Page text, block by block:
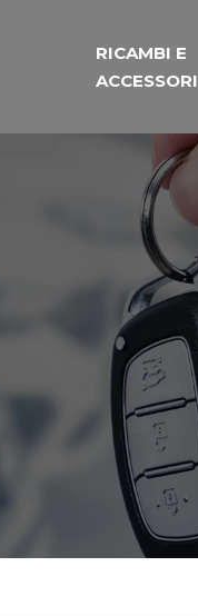
RICAMBI E
ACCESSORI